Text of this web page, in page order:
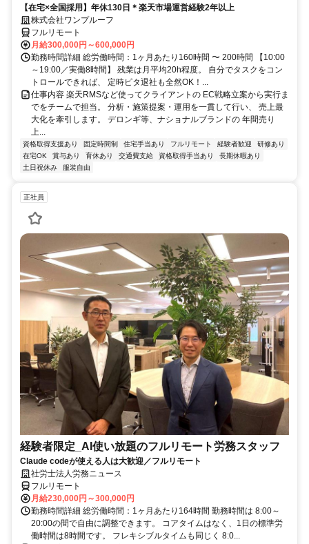
【在宅×全国採用】年休130日＊楽天市場運営経験2年以上
株式会社ワンプルーフ
フルリモート
月給300,000円～600,000円
勤務時間詳細 総労働時間：1ヶ月あたり160時間 〜 200時間 【10:00
～19:00／実働8時間】 残業は月平均20h程度。 自分でタスクをコン
トロールできれば、 定時ピタ退社も全然OK！...
仕事内容 楽天RMSなど使ってクライアントの EC戦略立案から実行ま
でをチームで担当。 分析・施策提案・運用を一貫して行い、 売上最
大化を牽引します。 デロンギ等、ナショナルブランドの 年間売り
上...
資格取得支援あり 固定時間制 住宅手当あり フルリモート 経験者歓迎
研修あり
在宅OK
賞与あり 育休あり 交通費支給 資格取得手当あり
長期休暇あり
土日祝休み
服装自由
正社員
経験者限定_AI使い放題のフルリモート労務スタッフ
Claude codeが使える人は大歓迎／フルリモート
社労士法人労務ニュース
フルリモート
月給230,000円～300,000円
勤務時間詳細 総労働時間：1ヶ月あたり164時間 勤務時間は 8:00～
20:00の間で自由に調整できます。 コアタイムはなく、1日の標準労
働時間は8時間です。 フレキシブルタイムも同じく 8:0...